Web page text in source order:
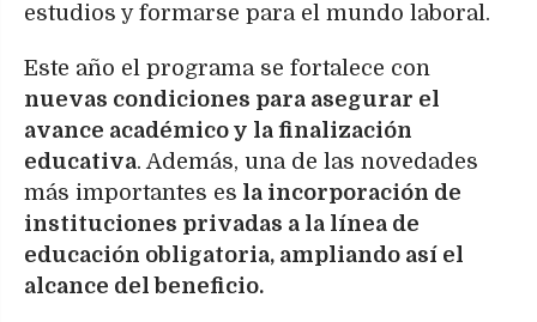
estudios y formarse para el mundo laboral.
Este año el programa se fortalece con
nuevas condiciones para asegurar el
avance académico y la finalización
educativa. Además, una de las novedades
más importantes es la incorporación de
instituciones privadas a la línea de
educación obligatoria, ampliando así el
alcance del beneficio.